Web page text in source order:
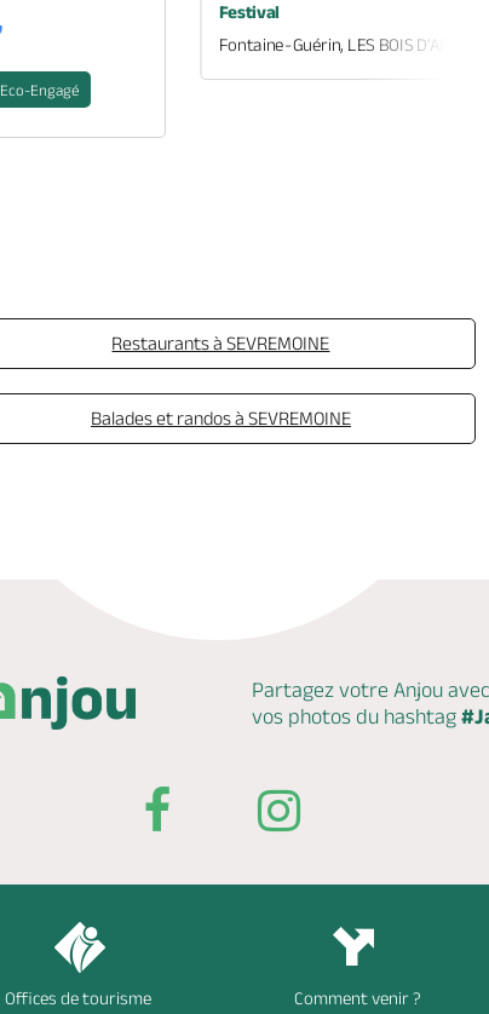
Eco-Engagé
Festival
Fontaine-Guérin, LES BOIS D'ANJOU
Restaurants à SEVREMOINE
Balades et randos à SEVREMOINE
Partagez votre Anjou
vos photos du hashtag
Offices de tourisme Comment venir ?